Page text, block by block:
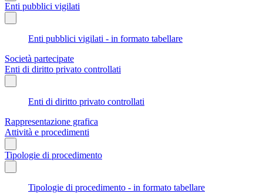
Enti pubblici vigilati
Enti pubblici vigilati - in formato tabellare
Società partecipate
Enti di diritto privato controllati
Enti di diritto privato controllati
Rappresentazione grafica
Attività e procedimenti
Tipologie di procedimento
Tipologie di procedimento - in formato tabellare